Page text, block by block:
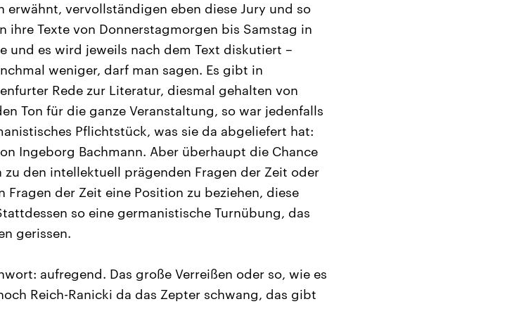
erwähnt, vervollständigen eben diese Jury und so
ihre Texte von Donnerstagmorgen bis Samstag in
und es wird jeweils nach dem Text diskutiert –
weniger, darf man sagen. Es gibt in
Rede zur Literatur, diesmal gehalten von
Ton für die ganze Veranstaltung, so war jedenfalls
Pflichtstück, was sie da abgeliefert hat:
Ingeborg Bachmann. Aber überhaupt die Chance
den intellektuell prägenden Fragen der Zeit oder
der Zeit eine Position zu beziehen, diese
so eine germanistische Turnübung, das
gerissen.
aufregend. Das große Verreißen oder so, wie es
Reich-Ranicki da das Zepter schwang, das gibt